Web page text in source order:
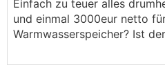
Einfach zu teuer alles
und einmal 3000eur netto
Warmwasserspeicher? Ist